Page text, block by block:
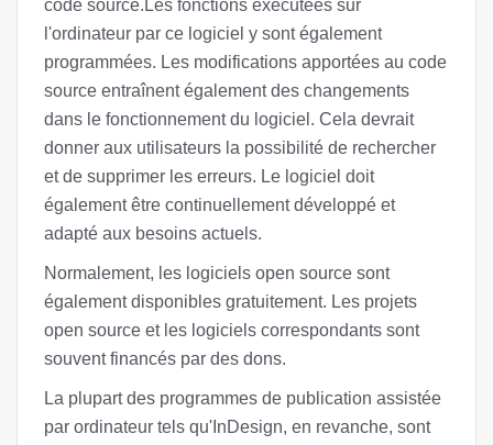
code source.Les fonctions exécutées sur
l'ordinateur par ce logiciel y sont également
programmées. Les modifications apportées au code
source entraînent également des changements
dans le fonctionnement du logiciel. Cela devrait
donner aux utilisateurs la possibilité de rechercher
et de supprimer les erreurs. Le logiciel doit
également être continuellement développé et
adapté aux besoins actuels.
Normalement, les logiciels open source sont
également disponibles gratuitement. Les projets
open source et les logiciels correspondants sont
souvent financés par des dons.
La plupart des programmes de publication assistée
par ordinateur tels qu'InDesign, en revanche, sont